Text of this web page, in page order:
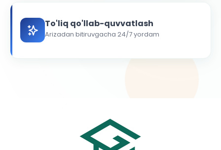
To'liq qo'llab-quvvatlash
Arizadan bitiruvgacha 24/7 yordam